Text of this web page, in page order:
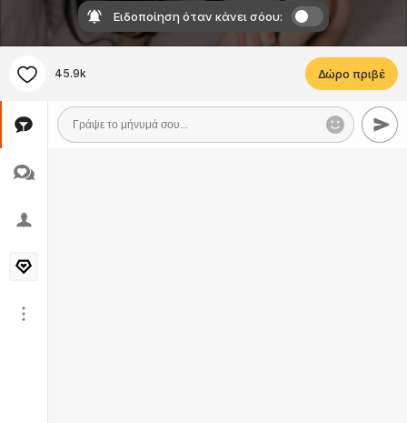
Ειδοποίηση όταν κάνει σόου:
45.9k Δώρο πριβέ